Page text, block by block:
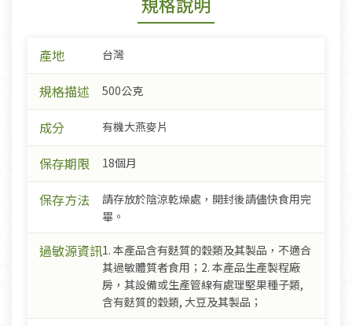
產地 台灣
規格描述 500公克
成分 有機大燕麥片
保存期限 18個月
保存方法
請存放於陰涼乾燥處，開封後請儘快食用完
畢。
過敏源資訊1. 本產品含有麩質的穀類及其製品，不適合
其過敏體質者食用；2. 本產品生產製程廠
房，其設備或生產管線有處理堅果種子類,
含有麩質的穀類, 大豆及其製品；